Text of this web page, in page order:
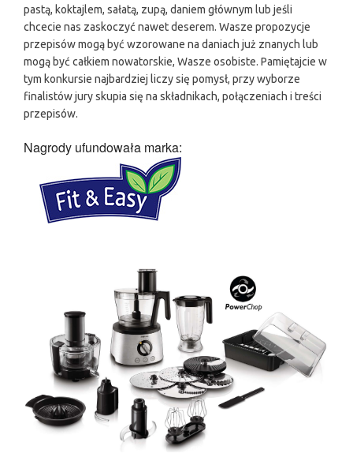
pastą, koktajlem, sałatą, zupą, daniem głównym lub jeśli
chcecie nas zaskoczyć nawet deserem. Wasze propozycje
przepisów mogą być wzorowane na daniach już znanych lub
mogą być całkiem nowatorskie, Wasze osobiste. Pamiętajcie w
tym konkursie najbardziej liczy się pomysł, przy wyborze
finalistów jury skupia się na składnikach, połączeniach i treści
przepisów.
Nagrody ufundowała marka: